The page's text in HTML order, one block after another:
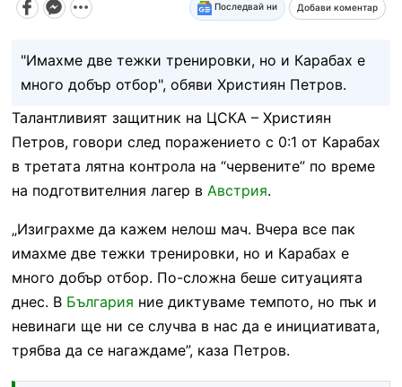
Последвай ни Добави коментар
"Имахме две тежки тренировки, но и Карабах е
много добър отбор", обяви Християн Петров.
Талантливият защитник на ЦСКА – Християн
Петров, говори след поражението с 0:1 от Карабах
в третата лятна контрола на “червените” по време
на подготвителния лагер в Австрия.
„Изиграхме да кажем нелош мач. Вчера все пак
имахме две тежки тренировки, но и Карабах е
много добър отбор. По-сложна беше ситуацията
днес. В България ние диктуваме темпото, но пък и
невинаги ще ни се случва в нас да е инициативата,
трябва да се нагаждаме”, каза Петров.